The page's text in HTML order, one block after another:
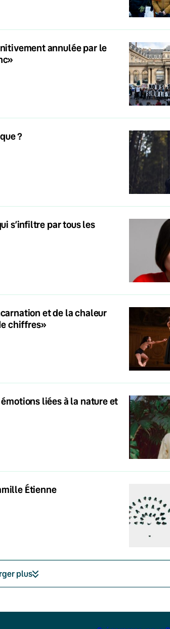
annulée par le
?
s’infiltre par tous les
et de la chaleur
chiffres»
liées à la nature et
Étienne
plus